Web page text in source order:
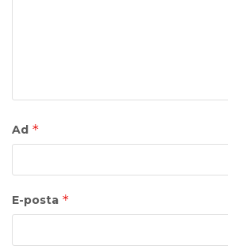
Ad *
E-posta *